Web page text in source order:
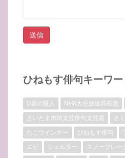
ひねもす俳句キーワー
D坂の殺人 NHK大分放送局長賞
さいたま市民文芸俳句文芸賞
さ
たこウインナー
ひねもす俳句
エビ
シェルター スノーフレー